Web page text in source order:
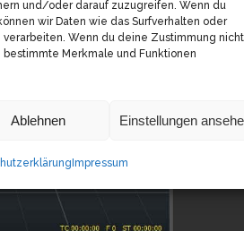
und/oder darauf zuzugreifen. Wenn du
wir Daten wie das Surfverhalten oder
Wenn du deine Zustimmung nicht
Merkmale und Funktionen
Ablehnen Einstellungen
Impressum